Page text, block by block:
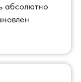
абсолютно